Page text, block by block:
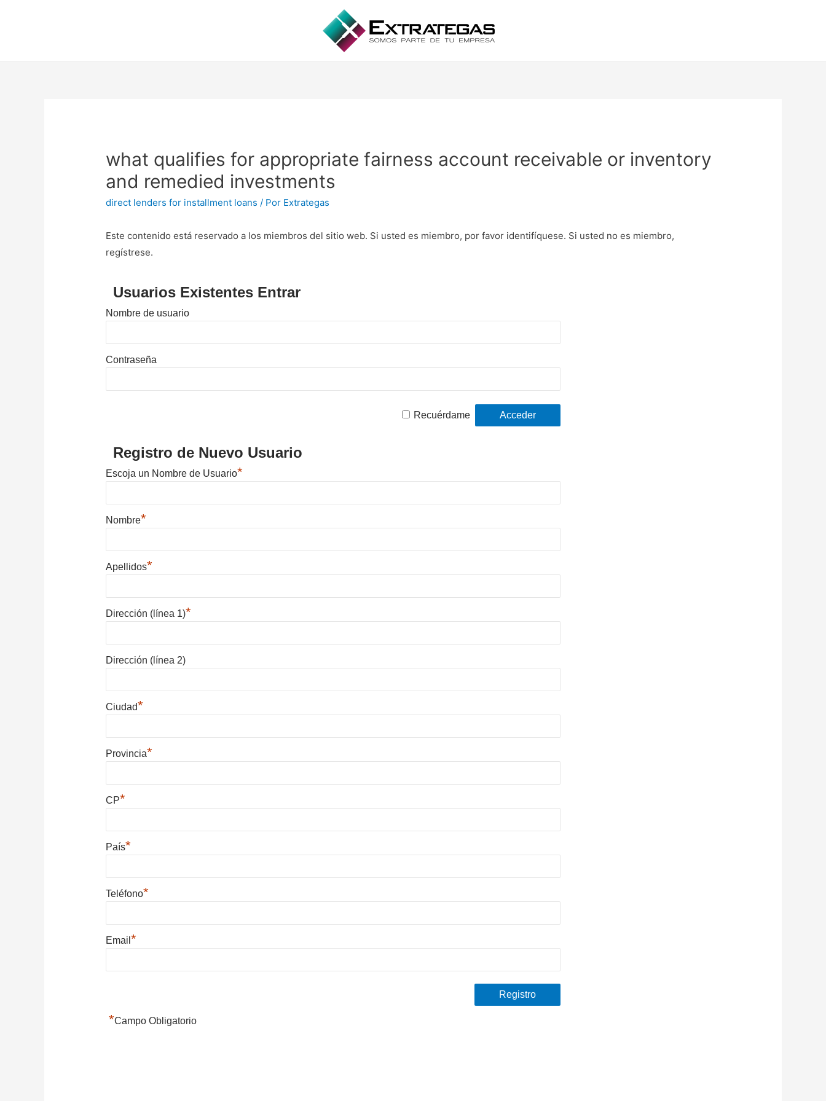
what qualifies for appropriate fairness account receivable or inventory
and remedied investments
direct lenders for installment loans / Por Extrategas
Este contenido está reservado a los miembros del sitio web. Si usted es miembro, por favor identifíquese. Si usted no es miembro,
regístrese.
Usuarios Existentes Entrar
Nombre de usuario
Contraseña
Recuérdame
Registro de Nuevo Usuario
Escoja un Nombre de Usuario*
Nombre*
Apellidos*
Dirección (línea 1)*
Dirección (línea 2)
Ciudad*
Provincia*
CP*
País*
Teléfono*
Email*
*Campo Obligatorio